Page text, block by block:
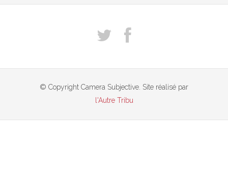
© Copyright Camera Subjective. Site réalisé par
l'Autre Tribu